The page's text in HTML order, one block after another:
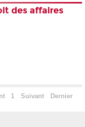
des affaires
1 Suivant Dernier